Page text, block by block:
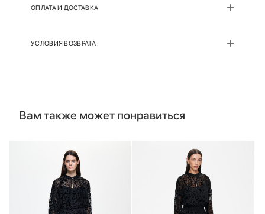
ОПЛАТА И ДОСТАВКА
УСЛОВИЯ ВОЗВРАТА
Вам также может понравиться